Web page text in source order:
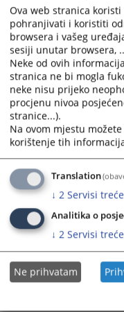
Na osnovu člana 99.
a) i e) Zakona o
je dužan platiti sudu
odnose na troškove
paušalni iznos troškova
KM, sve u roku od 30
Na osnovu člana
Republike Srpske
imovinskopravnim
parničnom postupku.
Prikazana vijest je na:
Ova web stranica
pohranjivati i koristiti
browsera i vašeg
sesiji unutar browsera,
Neke od ovih
stranica ne bi mogla
neke nisu prijeko
procjenu nivoa
stranice...).
Na ovom mjestu
korištenje tih
Translation
↓ 2 Servisi
Analitika o
↓ 2 Servisi
Ne prihvatam